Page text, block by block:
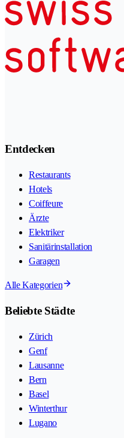
Entdecken
Restaurants
Hotels
Coiffeure
Ärzte
Elektriker
Sanitärinstallation
Garagen
Alle Kategorien
Beliebte Städte
Zürich
Genf
Lausanne
Bern
Basel
Winterthur
Lugano